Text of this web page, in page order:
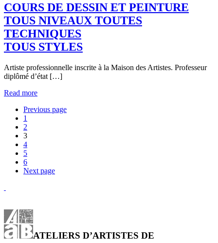
COURS DE DESSIN ET PEINTURE
TOUS NIVEAUX TOUTES
TECHNIQUES
TOUS STYLES
Artiste professionnelle inscrite à la Maison des Artistes. Professeur
diplômé d’état […]
Read more
Previous page
1
2
3
4
5
6
Next page
ATELIERS D’ARTISTES DE